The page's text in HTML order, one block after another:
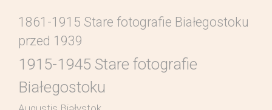
1861-1915 Stare fotografie Białegostoku
przed 1939
1915-1945 Stare fotografie
Białegostoku